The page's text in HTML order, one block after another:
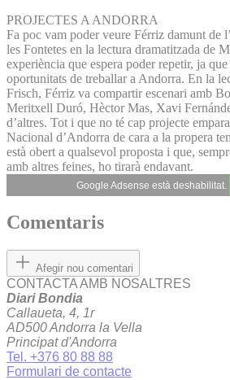
PROJECTES A ANDORRA
Fa poc vam poder veure Férriz damunt de
les Fontetes en la lectura dramatitzada de
experiència que espera poder repetir, ja
oportunitats de treballar a Andorra. En la
Frisch, Férriz va compartir escenari amb
Meritxell Duró, Hèctor Mas, Xavi
d’altres. Tot i que no té cap projecte
Nacional d’Andorra de cara a la propera
està obert a qualsevol proposta i que,
amb altres feines, ho tirarà endavant.
Google Adsense està deshabilitat.
Comentaris
Afegir nou comentari
CONTACTA AMB NOSALTRES
Diari Bondia
Callaueta, 4, 1r
AD500 Andorra la Vella
Principat d'Andorra
Tel. +376 80 88 88
Formulari de contacte